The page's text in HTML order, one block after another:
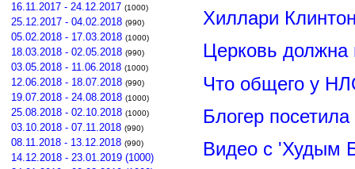
16.11.2017 - 24.12.2017 (1000)
25.12.2017 - 04.02.2018 (990)
05.02.2018 - 17.03.2018 (1000)
18.03.2018 - 02.05.2018 (990)
03.05.2018 - 11.06.2018 (1000)
12.06.2018 - 18.07.2018 (990)
19.07.2018 - 24.08.2018 (1000)
25.08.2018 - 02.10.2018 (1000)
03.10.2018 - 07.11.2018 (990)
08.11.2018 - 13.12.2018 (990)
14.12.2018 - 23.01.2019 (1000)
Хиллари
Церковь должна
Что общего у
Блогер
Видео с 'Худым